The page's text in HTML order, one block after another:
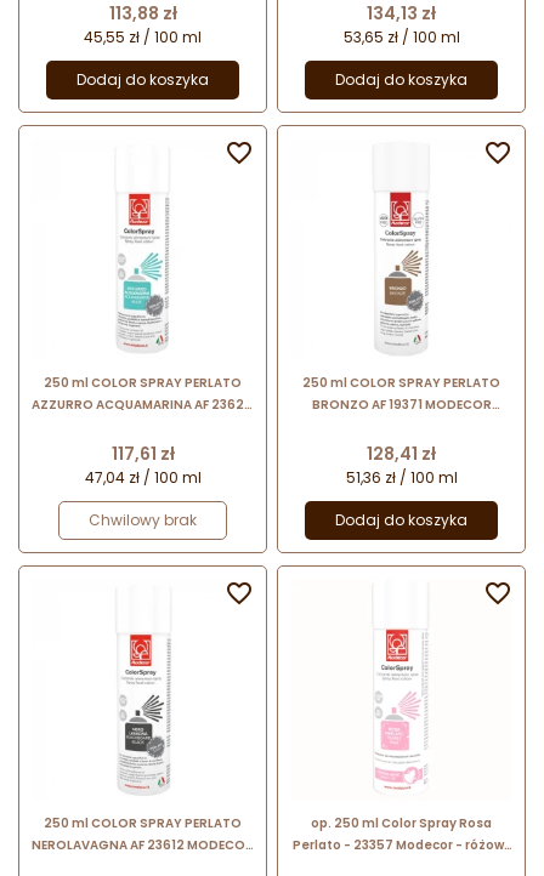
spożywczy w sprayu z perłowym
połyskiem
Cena
113,88 zł
45,55 zł / 100 ml
Dodaj do koszyka
sprayu z perłowym połyskiem
Cena
134,13 zł
53,65 zł / 100 ml
Dodaj do koszyka
250 ml COLOR SPRAY PERLATO
AZZURRO ACQUAMARINA AF 23624
spożywczy w sprayu z perłowym
połyskiem
Cena
117,61 zł
47,04 zł / 100 ml
Chwilowy brak

250 ml COLOR SPRAY PERLATO
BRONZO AF 19371 MODECOR
sprayu z perłowym połyskiem
Cena
128,41 zł
51,36 zł / 100 ml
Dodaj do koszyka

250 ml COLOR SPRAY PERLATO
NEROLAVAGNA AF 23612 MODECOR

op. 250 ml Color Spray Rosa
Perlato - 23357 Modecor - różowy
